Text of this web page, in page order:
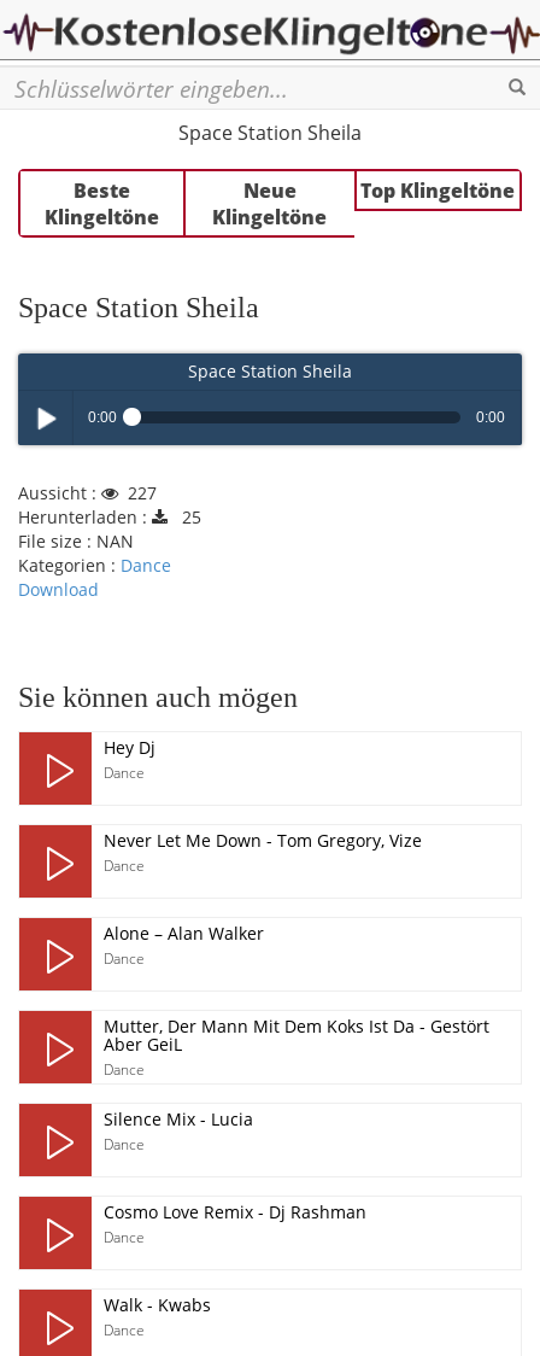
Space Station Sheila
Beste
Klingeltöne
Neue
Klingeltöne
Top Klingeltöne
Space Station Sheila
Space Station Sheila
Play /
0:00 0:00
Aussicht :
227
Herunterladen :
25
File size : NAN
Kategorien : Dance
Download
Sie können auch mögen
Hey Dj
Dance
Never Let Me Down - Tom Gregory, Vize
Dance
Alone – Alan Walker
Dance
Mutter, Der Mann Mit Dem Koks Ist Da - Gestört
Aber GeiL
Dance
Silence Mix - Lucia
Dance
Cosmo Love Remix - Dj Rashman
Dance
Walk - Kwabs
Dance